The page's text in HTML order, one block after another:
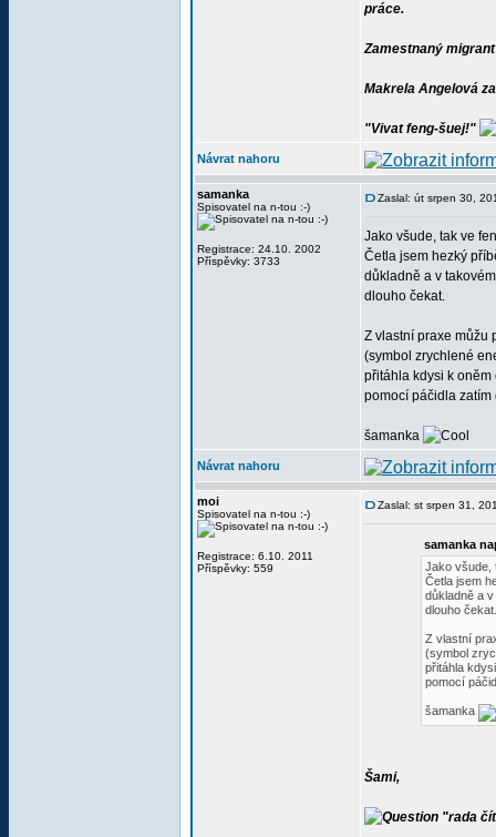
práce.
Zamestnaný
Makrela Angelová
"Vivat feng-šuej!"
Návrat nahoru
samanka
Spisovatel na n-tou :-)
Registrace: 24.10. 2002
Příspěvky: 3733
Zaslal: út srpen 30,
Jako všude, tak ve
Četla jsem hezký
důkladně a v
dlouho čekat.
Z vlastní praxe můžu
(symbol zrychlené
přitáhla kdysi k
pomocí páčidla
šamanka
Návrat nahoru
moi
Spisovatel na n-tou :-)
Registrace: 6.10. 2011
Příspěvky: 559
Zaslal: st srpen 31,
samanka
Jako všude,
Četla jsem
důkladně a
dlouho čekat.
Z vlastní
(symbol
přitáhla
pomocí
šamanka
Šami,
"rada